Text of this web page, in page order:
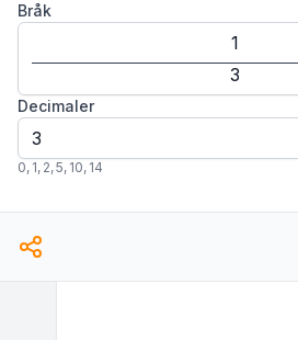
till
Bråk
Decimaler
0, 1, 2,5, 10, 14